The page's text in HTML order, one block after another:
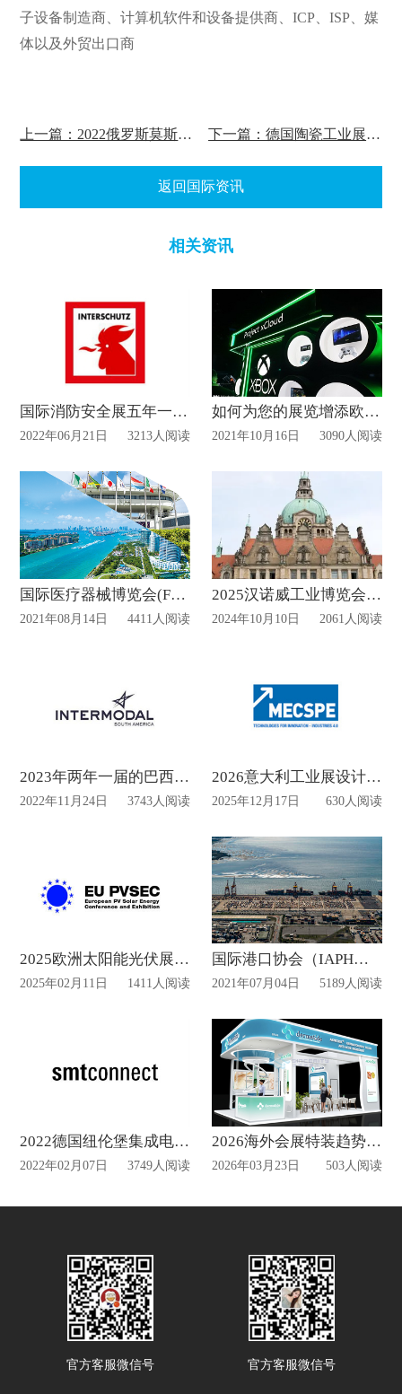
子设备制造商、计算机软件和设备提供商、ICP、ISP、媒
体以及外贸出口商
上一篇：2022俄罗斯莫斯科烘焙展览会将于6月中旬开幕 下一篇：德国陶瓷工业展会将首次与慕尼黑三大展会在六月份开幕！
返回国际资讯
相关资讯
国际消防安全展五年一次正在开幕中！
2022年06月21日 3213人阅读
如何为您的展览增添欧洲风情？
2021年10月16日 3090人阅读
国际医疗器械博览会(FIME)
2021年08月14日 4411人阅读
2025汉诺威工业博览会设计动态
2024年10月10日 2061人阅读
2023年两年一届的巴西圣保罗交通展览会 Intermodal
2022年11月24日 3743人阅读
2026意大利工业展设计制作
2025年12月17日 630人阅读
2025欧洲太阳能光伏展览会EU PVSEC布置时间
2025年02月11日 1411人阅读
国际港口协会（IAPH）会议
2021年07月04日 5189人阅读
2022德国纽伦堡集成电路展览会SMT将于五月份开幕
2022年02月07日 3749人阅读
2026海外会展特装趋势专题
2026年03月23日 503人阅读
官方客服微信号 官方客服微信号